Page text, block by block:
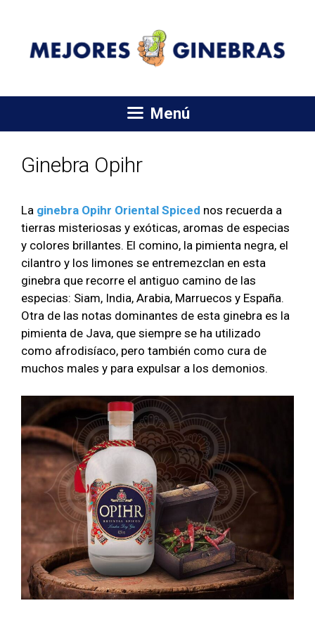
contenido
Menú
Ginebra Opihr
La ginebra Opihr Oriental Spiced nos recuerda a
tierras misteriosas y exóticas, aromas de especias
y colores brillantes. El comino, la pimienta negra, el
cilantro y los limones se entremezclan en esta
ginebra que recorre el antiguo camino de las
especias: Siam, India, Arabia, Marruecos y España.
Otra de las notas dominantes de esta ginebra es la
pimienta de Java, que siempre se ha utilizado
como afrodisíaco, pero también como cura de
muchos males y para expulsar a los demonios.